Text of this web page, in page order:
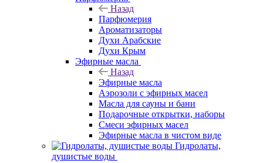
Назад
Парфюмерия
Ароматизаторы
Духи Арабские
Духи Крым
Эфирные масла
Назад
Эфирные масла
Аэрозоли с эфирных масел
Масла для сауны и бани
Подарочные открытки, наборы
Смеси эфирных масел
Эфирные масла в чистом виде
Гидролаты,
душистые воды